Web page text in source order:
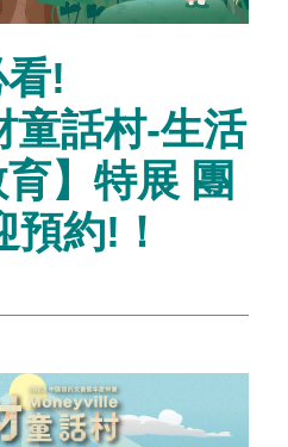
!
童話村-生活
】特展 團
約!！